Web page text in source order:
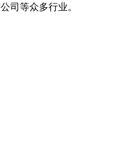
司等众多行业。